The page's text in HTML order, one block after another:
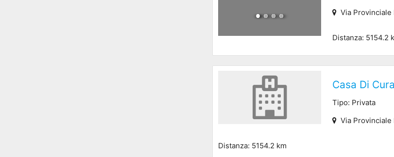
Via Provinciale
Distanza: 5154.2
Casa Di
Tipo: Privata
Via Provinciale
Distanza: 5154.2 km